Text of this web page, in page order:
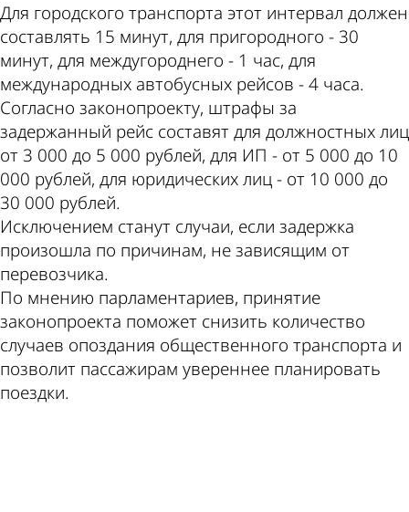
Для городского транспорта этот интервал должен
составлять 15 минут, для пригородного - 30
минут, для междугороднего - 1 час, для
международных автобусных рейсов - 4 часа.
Согласно законопроекту, штрафы за
задержанный рейс составят для должностных лиц
от 3 000 до 5 000 рублей, для ИП - от 5 000 до 10
000 рублей, для юридических лиц - от 10 000 до
30 000 рублей.
Исключением станут случаи, если задержка
произошла по причинам, не зависящим от
перевозчика.
По мнению парламентариев, принятие
законопроекта поможет снизить количество
случаев опоздания общественного транспорта и
позволит пассажирам увереннее планировать
поездки.